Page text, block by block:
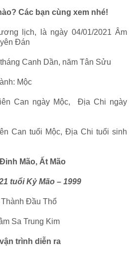
Các bạn cùng xem nhé!
lịch, là ngày 04/01/2021 Âm
Đán
Canh Dần, năm Tân Sửu
Mộc
Can ngày Mộc, Địa Chi ngày
Can tuổi Mộc, Địa Chi tuổi sinh
Mão, Ất Mão
tuổi Kỷ Mão – 1999
Đầu Thổ
Sa Trung Kim
trình diễn ra